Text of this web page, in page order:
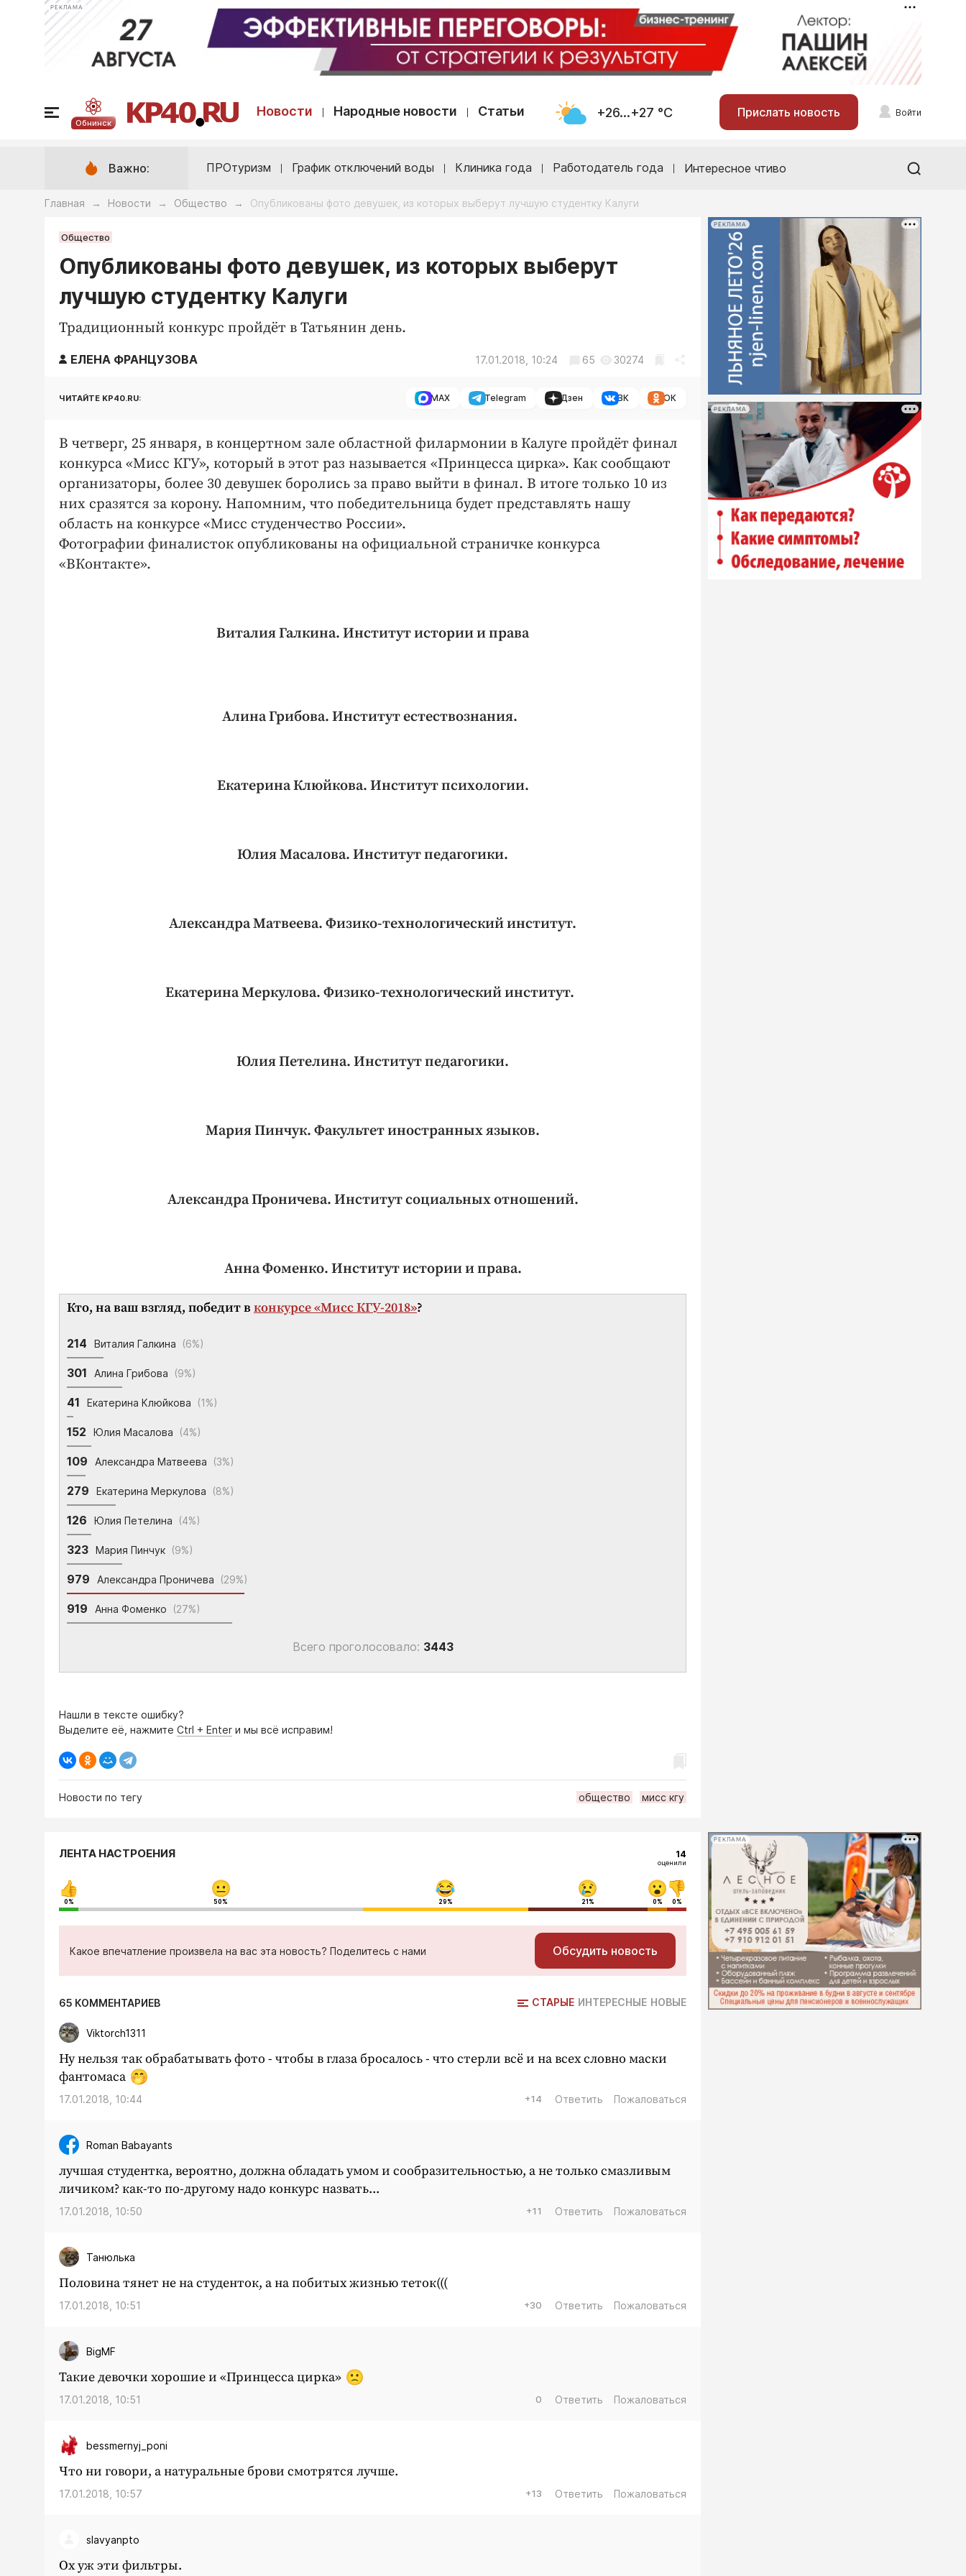
РЕКЛАМА
Обнинск
Новости Народные новости Статьи +26...+27 °С Прислать новость Войти
Важно: ПРОтуризм График отключений воды Клиника года Работодатель года Интересное чтиво
Главная → Новости → Общество → Опубликованы фото девушек, из которых выберут лучшую студентку Калуги
Общество
Опубликованы фото девушек, из которых выберут
лучшую студентку Калуги
Традиционный конкурс пройдёт в Татьянин день.
ЕЛЕНА ФРАНЦУЗОВА 17.01.2018, 10:24 65 30274
ЧИТАЙТЕ KP40.RU: MAX Telegram Дзен ВК ОК
В четверг, 25 января, в концертном зале областной филармонии в Калуге пройдёт финал
конкурса «Мисс КГУ», который в этот раз называется «Принцесса цирка». Как сообщают
организаторы, более 30 девушек боролись за право выйти в финал. В итоге только 10 из
них сразятся за корону. Напомним, что победительница будет представлять нашу
область на конкурсе «Мисс студенчество России».
Фотографии финалисток опубликованы на официальной страничке конкурса
«ВКонтакте».
Виталия Галкина. Институт истории и права
Алина Грибова. Институт естествознания.
Екатерина Клюйкова. Институт психологии.
Юлия Масалова. Институт педагогики.
Александра Матвеева. Физико-технологический институт.
Екатерина Меркулова. Физико-технологический институт.
Юлия Петелина. Институт педагогики.
Мария Пинчук. Факультет иностранных языков.
Александра Проничева. Институт социальных отношений.
Анна Фоменко. Институт истории и права.
Кто, на ваш взгляд, победит в конкурсе «Мисс КГУ-2018»?
214 Виталия Галкина (6%)
301 Алина Грибова (9%)
41 Екатерина Клюйкова (1%)
152 Юлия Масалова (4%)
109 Александра Матвеева (3%)
279 Екатерина Меркулова (8%)
126 Юлия Петелина (4%)
323 Мария Пинчук (9%)
979 Александра Проничева (29%)
919 Анна Фоменко (27%)
Всего проголосовало: 3443
Нашли в тексте ошибку?
Выделите её, нажмите Ctrl + Enter и мы всё исправим!
Новости по тегу общество мисс кгу
РЕКЛАМА
РЕКЛАМА
ЛЕНТА НАСТРОЕНИЯ 14
оценили
0% 50% 29% 21% 0% 0%
Какое впечатление произвела на вас эта новость? Поделитесь с нами Обсудить новость
65 КОММЕНТАРИЕВ СТАРЫЕ ИНТЕРЕСНЫЕ НОВЫЕ
Viktorch1311
Ну нельзя так обрабатывать фото - чтобы в глаза бросалось - что стерли всё и на всех словно маски
фантомаса
17.01.2018, 10:44 +14 Ответить Пожаловаться
Roman Babayants
лучшая студентка, вероятно, должна обладать умом и сообразительностью, а не только смазливым
личиком? как-то по-другому надо конкурс назвать...
17.01.2018, 10:50 +11 Ответить Пожаловаться
Танюлька
Половина тянет не на студенток, а на побитых жизнью теток(((
17.01.2018, 10:51 +30 Ответить Пожаловаться
BigMF
Такие девочки хорошие и «Принцесса цирка»
17.01.2018, 10:51 0 Ответить Пожаловаться
bessmernyj_poni
Что ни говори, а натуральные брови смотрятся лучше.
17.01.2018, 10:57 +13 Ответить Пожаловаться
slavyanpto
Ох уж эти фильтры.
РЕКЛАМА